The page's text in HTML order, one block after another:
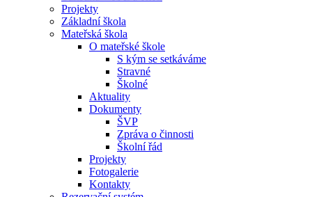
Projekty
Základní škola
Mateřská škola
O mateřské škole
S kým se setkáváme
Stravné
Školné
Aktuality
Dokumenty
ŠVP
Zpráva o činnosti
Školní řád
Projekty
Fotogalerie
Kontakty